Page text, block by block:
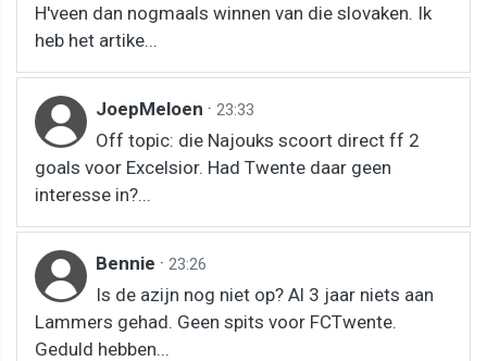
H'veen dan nogmaals winnen van die slovaken. Ik
heb het artike...
JoepMeloen · 23:33
Off topic: die Najouks scoort direct ff 2
goals voor Excelsior. Had Twente daar geen
interesse in?...
Bennie · 23:26
Is de azijn nog niet op? Al 3 jaar niets aan
Lammers gehad. Geen spits voor FCTwente.
Geduld hebben...